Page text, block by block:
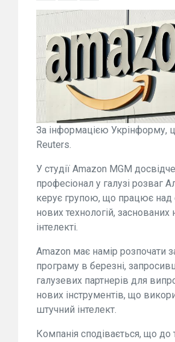
За інформацією Укрінформу,
Reuters.
У студії Amazon MGM
професіонал у галузі розваг
керує групою, що працює над
нових технологій,
інтелекті.
Amazon має намір розпочати
програму в березні,
галузевих партнерів для
нових інструментів, що
штучний інтелект.
Компанія сподівається, що до